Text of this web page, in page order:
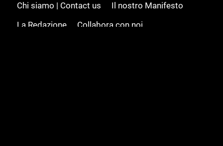
Chi siamo | Contact us
Il nostro Manifesto
La Redazione
Collabora con noi